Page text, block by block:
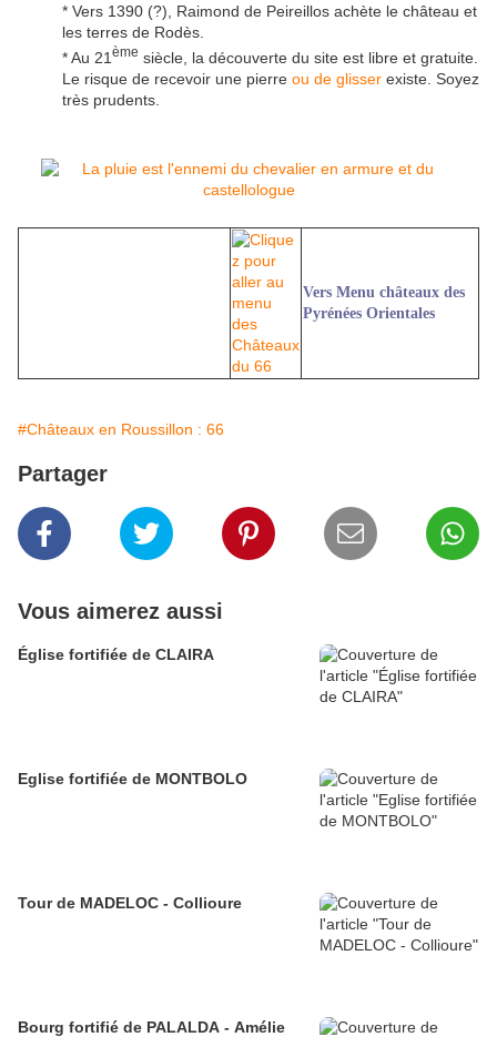
* Vers 1390 (?), Raimond de Peireillos achète le château et
les terres de Rodès.
* Au 21 ème siècle, la découverte du site est libre et gratuite.
Le risque de recevoir une pierre ou de glisser existe. Soyez
très prudents.
Vers Menu châteaux des
Pyrénées Orientales
#Châteaux en Roussillon : 66
Partager
Vous aimerez aussi
Église fortifiée de CLAIRA
Eglise fortifiée de MONTBOLO
Tour de MADELOC - Collioure
Bourg fortifié de PALALDA - Amélie